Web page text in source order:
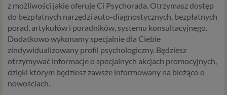
z możliwości jakie oferuje Ci Psychorada. Otrzymasz dostęp
do bezpłatnych narzędzi auto-diagnostycznych, bezpłatnych
porad, artykułów i poradników, systemu konsultacyjnego.
Dodatkowo wykonamy specjalnie dla Ciebie
zindywidualizowany profil psychologiczny. Będziesz
otrzymywać informacje o specjalnych akcjach promocyjnych,
dzięki którym będziesz zawsze informowany na bieżąco o
nowościach.